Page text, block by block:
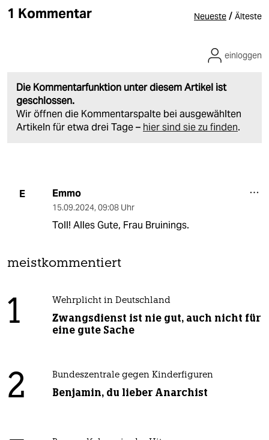
1 Kommentar Neueste / Älteste
Die Kommentarfunktion unter diesem Artikel ist
geschlossen.
Wir öffnen die Kommentarspalte bei ausgewählten
Artikeln für etwa drei Tage – hier sind sie zu finden.
einloggen
E Emmo
15.09.2024, 09:08 Uhr
Toll! Alles Gute, Frau Bruinings.
meistkommentiert
1 Wehrplicht in Deutschland
Zwangsdienst ist nie gut, auch nicht für
eine gute Sache
2 Bundeszentrale gegen Kinderfiguren
Benjamin, du lieber Anarchist